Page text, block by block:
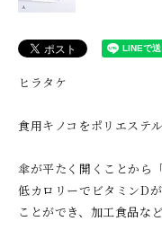
ヒラタケ
食用キノコをポリエステ
傘が平たく開くことから
低カロリーでビタミンD
ことができ、加工食品な